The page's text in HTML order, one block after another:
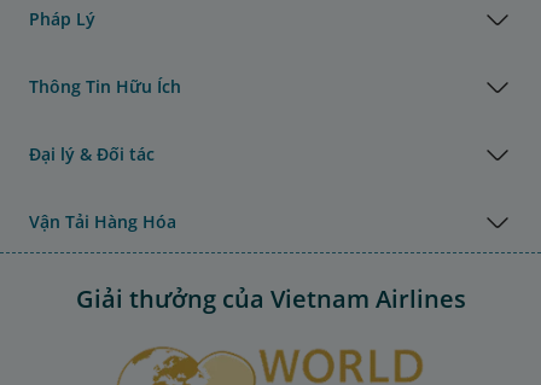
Pháp Lý
Thông Tin Hữu Ích
Đại lý & Đối tác
Vận Tải Hàng Hóa
Giải thưởng của Vietnam Airlines